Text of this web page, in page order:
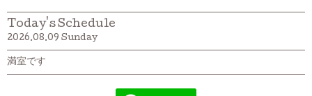
Today's Schedule
2026.08.09 Sunday
満室です